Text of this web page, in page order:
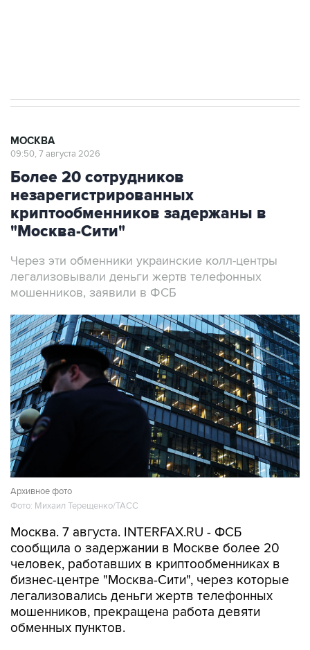
МОСКВА
09:50, 7 августа 2026
Более 20 сотрудников
незарегистрированных
криптообменников задержаны в
"Москва-Сити"
Через эти обменники украинские колл-центры
легализовывали деньги жертв телефонных
мошенников, заявили в ФСБ
Архивное фото
Фото: Михаил Терещенко/ТАСС
Москва. 7 августа. INTERFAX.RU - ФСБ
сообщила о задержании в Москве более 20
человек, работавших в криптообменниках в
бизнес-центре "Москва-Сити", через которые
легализовались деньги жертв телефонных
мошенников, прекращена работа девяти
обменных пунктов.